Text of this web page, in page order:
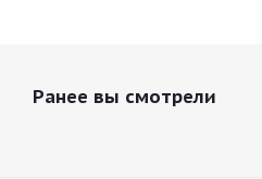
Ранее вы смотрели